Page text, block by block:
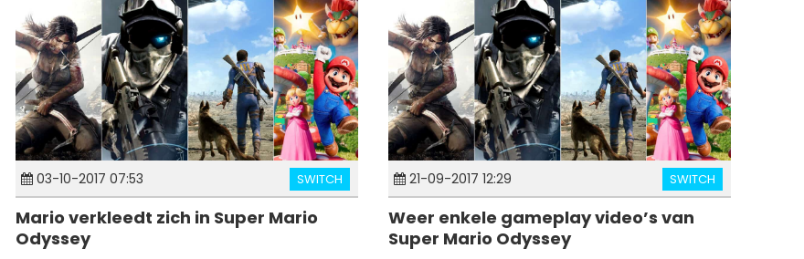
03-10-2017 07:53 SWITCH
Mario verkleedt zich in Super Mario
Odyssey
21-09-2017 12:29 SWITCH
Weer enkele gameplay video’s van
Super Mario Odyssey